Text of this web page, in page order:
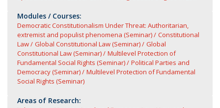
Modules / Courses:
Democratic Constitutionalism Under Threat: Authoritarian,
extremist and populist phenomena (Seminar)
Constitutional
Law
Global Constitutional Law (Seminar)
Global
Constitutional Law (Seminar)
Multilevel Protection of
Fundamental Social Rights (Seminar)
Political Parties and
Democracy (Seminar)
Multilevel Protection of Fundamental
Social Rights (Seminar)
Areas of Research: